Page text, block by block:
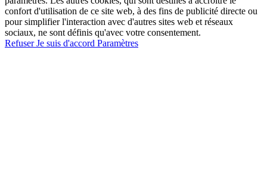
confort d'utilisation de ce site web, à des fins de publicité directe ou
pour simplifier l'interaction avec d'autres sites web et réseaux
sociaux, ne sont définis qu'avec votre consentement.
RefuserJe suis d'accord Paramètres